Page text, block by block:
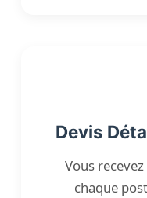
Devis
Vous
chaque